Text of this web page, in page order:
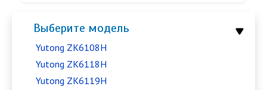
Выберите модель
Yutong ZK6108H
Yutong ZK6118H
Yutong ZK6119H